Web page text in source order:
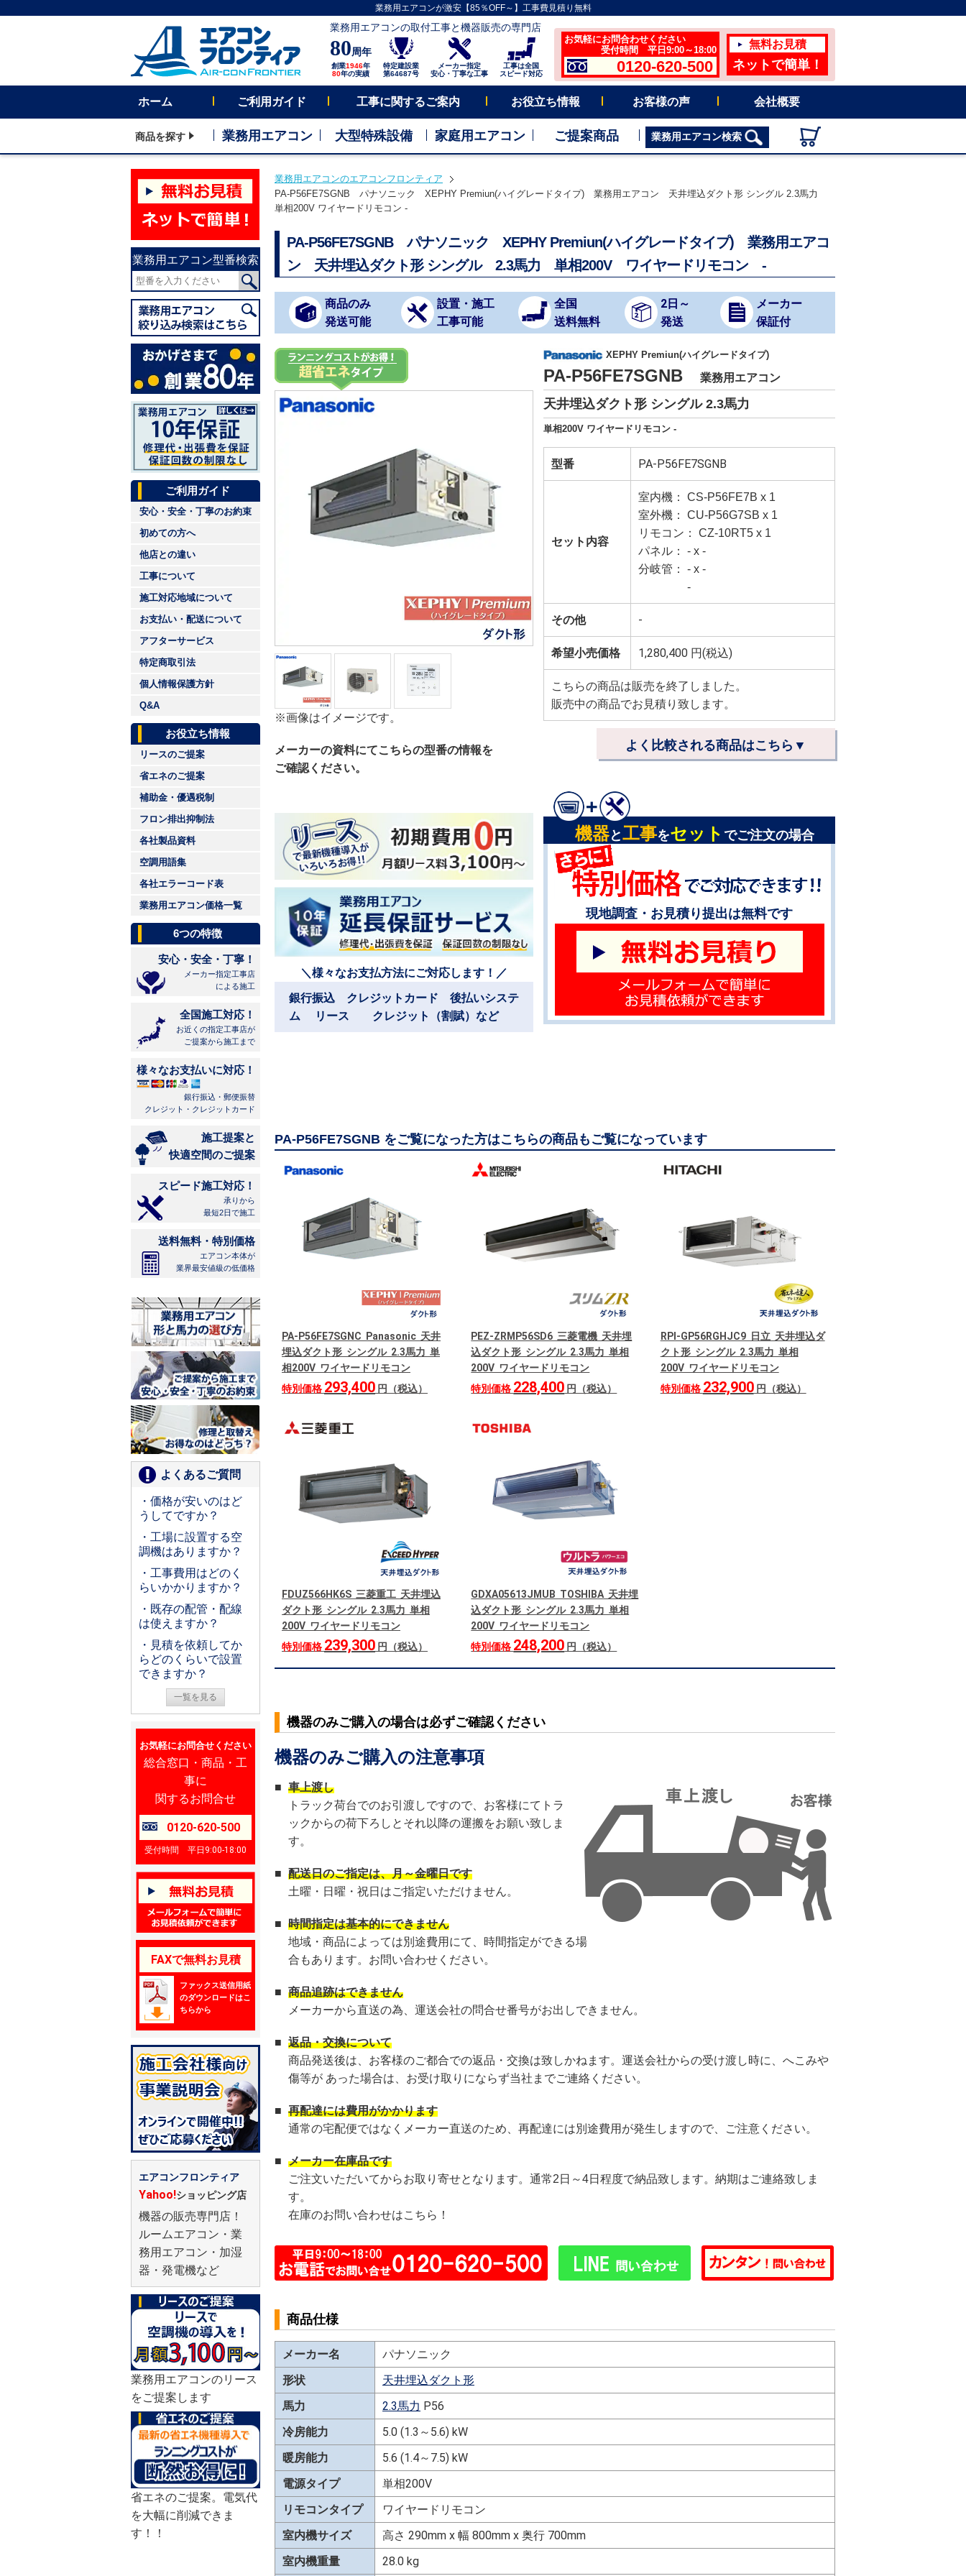
業務用エアコンが激安【85％OFF～】工事費見積り無料
業務用エアコンの取付工事と機器販売の専門店
80周年
創業1946年
80年の実績
特定建設業
第64687号
メーカー指定
安心・丁寧な工事
工事は全国
スピード対応
お気軽にお問合わせください
受付時間 平日9:00～18:00
0120-620-500
無料お見積
ネットで簡単！
ホーム ご利用ガイド 工事に関するご案内 お役立ち情報 お客様の声 会社概要
商品を探す 業務用エアコン 大型特殊設備 家庭用エアコン ご提案商品 業務用エアコン検索
業務用エアコン型番検索
ご利用ガイド
安心・安全・丁寧のお約束
初めての方へ
他店との違い
工事について
施工対応地域について
お支払い・配送について
アフターサービス
特定商取引法
個人情報保護方針
Q&A
お役立ち情報
リースのご提案
省エネのご提案
補助金・優遇税制
フロン排出抑制法
各社製品資料
空調用語集
各社エラーコード表
業務用エアコン価格一覧
6つの特徴
安心・安全・丁寧！
メーカー指定工事店
による施工
全国施工対応！
お近くの指定工事店が
ご提案から施工まで
様々なお支払いに対応！
銀行振込・郵便振替
クレジット・クレジットカード
施工提案と
快適空間のご提案
スピード施工対応！
承りから
最短2日で施工
送料無料・特別価格
エアコン本体が
業界最安値級の低価格
よくあるご質問
・価格が安いのはど
うしてですか？
・工場に設置する空
調機はありますか？
・工事費用はどのく
らいかかりますか？
・既存の配管・配線
は使えますか？
・見積を依頼してか
らどのくらいで設置
できますか？
一覧を見る
お気軽にお問合せください
総合窓口・商品・工
事に
関するお問合せ
0120-620-500
受付時間 平日9:00-18:00
FAXで無料お見積
ファックス送信用紙
のダウンロードはこ
ちらから
エアコンフロンティア
Yahoo!ショッピング店
機器の販売専門店！
ルームエアコン・業
務用エアコン・加湿
器・発電機など
業務用エアコンのリース
をご提案します
省エネのご提案。電気代
を大幅に削減できま
す！！
業務用エアコンのエアコンフロンティア
PA-P56FE7SGNB パナソニック XEPHY Premiun(ハイグレードタイプ) 業務用エアコン 天井埋込ダクト形 シングル 2.3馬力
単相200V ワイヤードリモコン -
PA-P56FE7SGNB パナソニック XEPHY Premiun(ハイグレードタイプ) 業務用エアコ
ン 天井埋込ダクト形 シングル 2.3馬力 単相200V ワイヤードリモコン -
商品のみ
発送可能
設置・施工
工事可能
全国
送料無料
2日～
発送
メーカー
保証付
※画像はイメージです。
メーカーの資料にてこちらの型番の情報を
ご確認ください。
XEPHY Premiun(ハイグレードタイプ)
PA-P56FE7SGNB 業務用エアコン
天井埋込ダクト形 シングル 2.3馬力
単相200V ワイヤードリモコン -
型番 PA-P56FE7SGNB
セット内容
室内機： CS-P56FE7B x 1
室外機： CU-P56G7SB x 1
リモコン： CZ-10RT5 x 1
パネル： - x -
分岐管： - x -
-
その他 -
希望小売価格 1,280,400 円(税込)
こちらの商品は販売を終了しました。
販売中の商品でお見積り致します。
よく比較される商品はこちら▼
＼様々なお支払方法にご対応します！／
銀行振込 クレジットカード 後払いシステ
ム リース クレジット（割賦）など
機器と工事をセット でご注文の場合
現地調査・お見積り提出は無料です
PA-P56FE7SGNB をご覧になった方はこちらの商品もご覧になっています
PA-P56FE7SGNC Panasonic 天井
埋込ダクト形 シングル 2.3馬力 単
相200V ワイヤードリモコン
特別価格 293,400 円（税込）
PEZ-ZRMP56SD6 三菱電機 天井埋
込ダクト形 シングル 2.3馬力 単相
200V ワイヤードリモコン
特別価格 228,400 円（税込）
RPI-GP56RGHJC9 日立 天井埋込ダ
クト形 シングル 2.3馬力 単相
200V ワイヤードリモコン
特別価格 232,900円（税込）
FDUZ566HK6S 三菱重工 天井埋込
ダクト形 シングル 2.3馬力 単相
200V ワイヤードリモコン
特別価格 239,300 円（税込）
GDXA05613JMUB TOSHIBA 天井埋
込ダクト形 シングル 2.3馬力 単相
200V ワイヤードリモコン
特別価格 248,200 円（税込）
機器のみご購入の場合は必ずご確認ください
機器のみご購入の注意事項
■ 車上渡し
トラック荷台でのお引渡しですので、お客様にてトラ
ックからの荷下ろしとそれ以降の運搬をお願い致しま
す。
■ 配送日のご指定は、月～金曜日です
土曜・日曜・祝日はご指定いただけません。
■ 時間指定は基本的にできません
地域・商品によっては別途費用にて、時間指定ができる場
合もあります。お問い合わせください。
■ 商品追跡はできません
メーカーから直送の為、運送会社の問合せ番号がお出しできません。
■ 返品・交換について
商品発送後は、お客様のご都合での返品・交換は致しかねます。運送会社からの受け渡し時に、へこみや
傷等が あった場合は、お受け取りにならず当社までご連絡ください。
■ 再配達には費用がかかります
通常の宅配便ではなくメーカー直送のため、再配達には別途費用が発生しますので、ご注意ください。
■ メーカー在庫品です
ご注文いただいてからお取り寄せとなります。通常2日～4日程度で納品致します。納期はご連絡致しま
す。
在庫のお問い合わせはこちら！
商品仕様
メーカー名
パナソニック
形状
天井埋込ダクト形
馬力
2.3馬力 P56
冷房能力
5.0 (1.3～5.6) kW
暖房能力
5.6 (1.4～7.5) kW
電源タイプ
単相200V
リモコンタイプ
ワイヤードリモコン
室内機サイズ
高さ 290mm x 幅 800mm x 奥行 700mm
室内機重量
28.0 kg